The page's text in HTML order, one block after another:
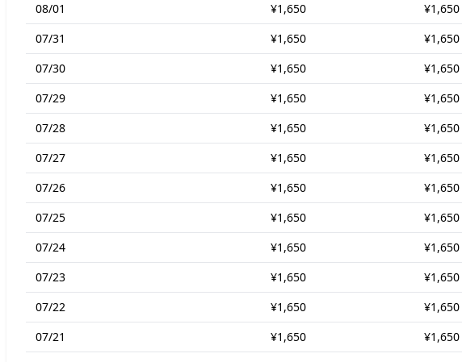
08/01
¥1,650 ¥1,650
07/31
¥1,650 ¥1,650
07/30
¥1,650 ¥1,650
07/29
¥1,650 ¥1,650
07/28
¥1,650 ¥1,650
07/27
¥1,650 ¥1,650
07/26
¥1,650 ¥1,650
07/25
¥1,650 ¥1,650
07/24
¥1,650 ¥1,650
07/23
¥1,650 ¥1,650
07/22
¥1,650 ¥1,650
07/21
¥1,650 ¥1,650